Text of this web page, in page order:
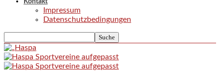
Kontakt
Impressum
Datenschutzbedingungen